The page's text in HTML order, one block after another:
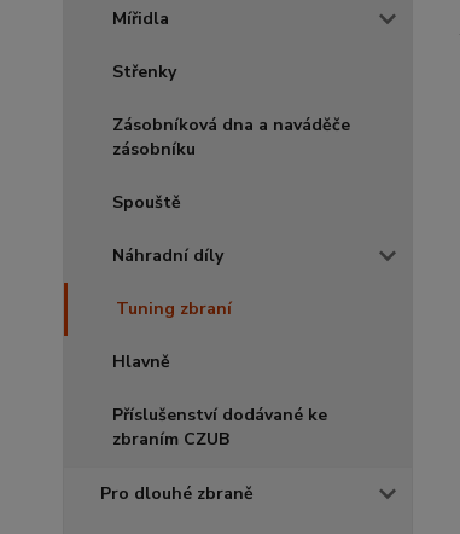
Mířidla
Střenky
Zásobníková dna a naváděče
zásobníku
Spouště
Náhradní díly
Tuning zbraní
Hlavně
Příslušenství dodávané ke
zbraním CZUB
Pro dlouhé zbraně